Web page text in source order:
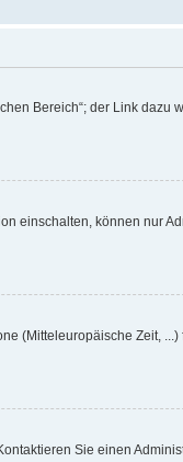
Bereich“; der Link dazu
einschalten, können nur
(Mitteleuropäische Zeit,
Sie einen